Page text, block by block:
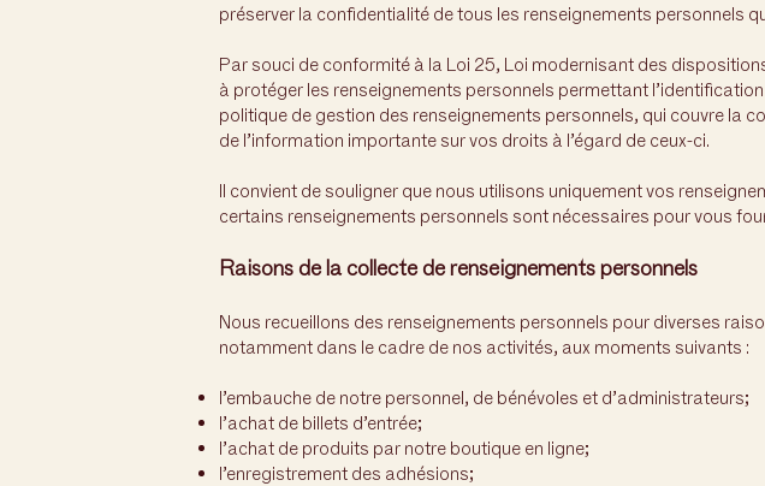
préserver la confidentialité de tous les renseignements personnels
Par souci de conformité à la Loi 25, Loi modernisant des
à protéger les renseignements personnels permettant
politique de gestion des renseignements personnels, qui couvre la
de l’information importante sur vos droits à l’égard de ceux-ci.
Il convient de souligner que nous utilisons uniquement vos
certains renseignements personnels sont nécessaires pour vous
Raisons de la collecte de renseignements personnels
Nous recueillons des renseignements personnels pour diverses
notamment dans le cadre de nos activités, aux moments suivants :
l’embauche de notre personnel, de bénévoles et d’administrateurs;
l’achat de billets d’entrée;
l’achat de produits par notre boutique en ligne;
l’enregistrement des adhésions;